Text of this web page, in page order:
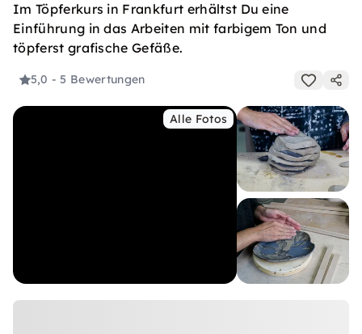
Im Töpferkurs in Frankfurt erhältst Du eine
Einführung in das Arbeiten mit farbigem Ton und
töpferst grafische Gefäße.
5,0 - 5 Bewertungen
Alle Fotos